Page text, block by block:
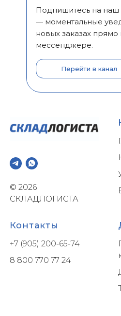
Подпишитесь на наш
— моментальные
новых заказах прямо
мессенджере.
Перейти в канал
© 2026
СКЛАДЛОГИСТА
Контакты
+7 (905) 200-65-74
8 800 770 77 24